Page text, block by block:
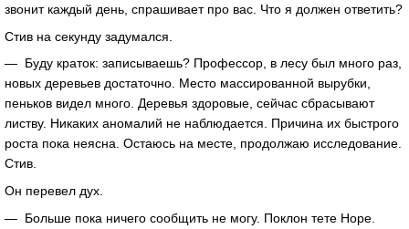
звонит каждый день, спрашивает про вас. Что я должен ответить?
Стив на секунду задумался.
— Буду краток: записываешь? Профессор, в лесу был много раз,
новых деревьев достаточно. Место массированной вырубки,
пеньков видел много. Деревья здоровые, сейчас сбрасывают
листву. Никаких аномалий не наблюдается. Причина их быстрого
роста пока неясна. Остаюсь на месте, продолжаю исследование.
Стив.
Он перевел дух.
— Больше пока ничего сообщить не могу. Поклон тете Норе.